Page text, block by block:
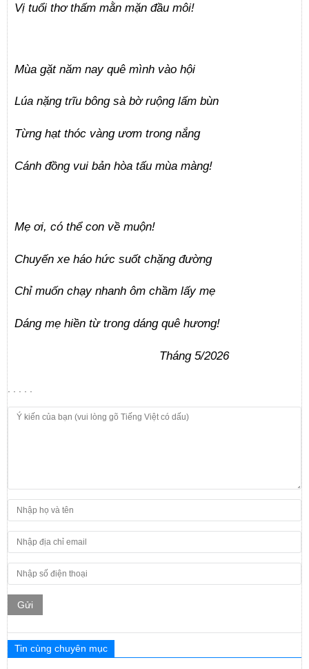
Vị tuổi thơ thấm mằn mặn đầu môi!
Mùa gặt năm nay quê mình vào hội
Lúa nặng trĩu bông sà bờ ruộng lấm bùn
Từng hạt thóc vàng ươm trong nắng
Cánh đồng vui bản hòa tấu mùa màng!
Mẹ ơi, có thể con về muộn!
Chuyến xe háo hức suốt chặng đường
Chỉ muốn chạy nhanh ôm chầm lấy mẹ
Dáng mẹ hiền từ trong dáng quê hương!
Tháng 5/2026
. . . . .
Gửi
Tin cùng chuyên mục